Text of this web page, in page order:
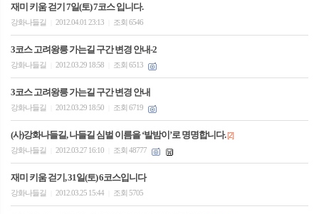
재미 키움 걷기 7일(토) 7코스 입니다.
강화나들길 2012.04.01 23:13 조회 6546
3코스 고려왕릉 가는길 구간 변경 안내-2
강화나들길 2012.03.29 18:58 조회 6513
3코스 고려왕릉 가는길 구간 변경 안내
강화나들길 2012.03.29 18:50 조회 6719
(사)강화나들길, 나들길 심벌 이름을 ‘발밤이’로 명명합니다.[2]
강화나들길
2012.03.27 16:10 조회 48777
재미 키움 걷기, 31일(토) 6코스입니다
강화나들길 2012.03.25 15:44 조회 5705